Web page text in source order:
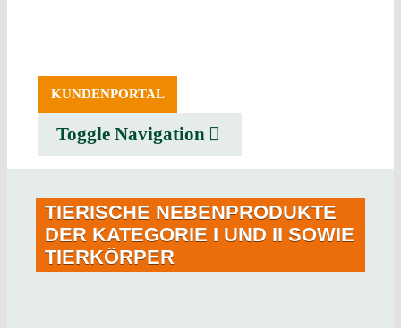
KUNDENPORTAL
Toggle Navigation
SERVICE
ERZEUGNISSE
STELLENANGEBOTE
TIERISCHE NEBENPRODUKTE
DER KATEGORIE I UND II SOWIE
TIERKÖRPER